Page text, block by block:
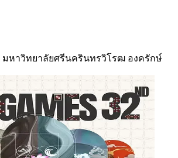
มหาวิทยาลัยศรีนครินทรวิโรฒ องครักษ์